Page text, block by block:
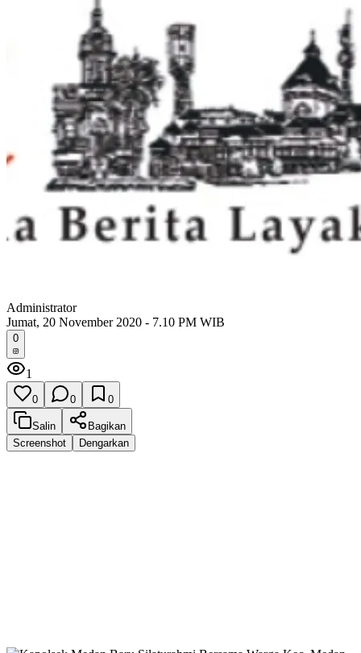
Administrator
Jumat, 20 November 2020 - 7.10 PM WIB
0
1
0 0 0
Salin
Bagikan
Screenshot
Dengarkan